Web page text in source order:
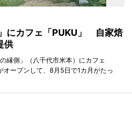
にカフェ「PUKU」 自家焙
供
縁側」（八千代市米本）にカフェ
オープンして、8月5日で1カ月がたっ